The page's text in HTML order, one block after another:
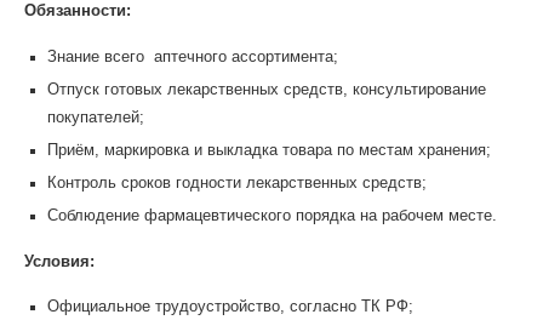
Обязанности:
Знание всего аптечного ассортимента;
Отпуск готовых лекарственных средств, консультирование
покупателей;
Приём, маркировка и выкладка товара по местам хранения;
Контроль сроков годности лекарственных средств;
Соблюдение фармацевтического порядка на рабочем месте.
Условия:
Официальное трудоустройство, согласно ТК РФ;